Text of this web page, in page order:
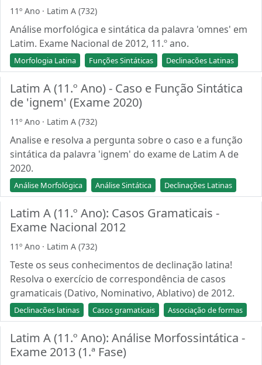
11º Ano · Latim A (732)
Análise morfológica e sintática da palavra 'omnes' em
Latim. Exame Nacional de 2012, 11.º ano.
Morfologia Latina Funções Sintáticas Declinacões Latinas
Latim A (11.º Ano) - Caso e Função Sintática
de 'ignem' (Exame 2020)
11º Ano · Latim A (732)
Analise e resolva a pergunta sobre o caso e a função
sintática da palavra 'ignem' do exame de Latim A de
2020.
Análise Morfológica Análise Sintática Declinações Latinas
Latim A (11.º Ano): Casos Gramaticais -
Exame Nacional 2012
11º Ano · Latim A (732)
Teste os seus conhecimentos de declinação latina!
Resolva o exercício de correspondência de casos
gramaticais (Dativo, Nominativo, Ablativo) de 2012.
Declinacões latinas Casos gramaticais Associação de formas
Latim A (11.º Ano): Análise Morfossintática -
Exame 2013 (1.ª Fase)